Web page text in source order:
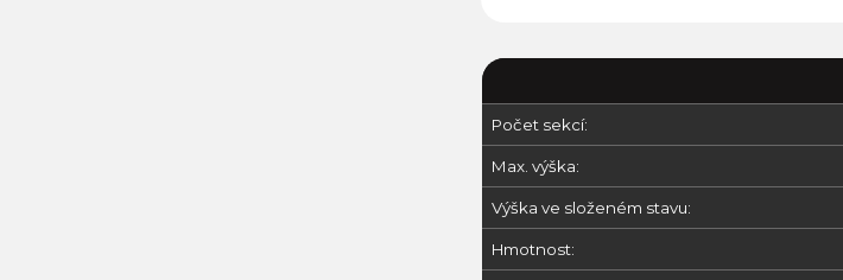
Počet sekcí:
Max. výška:
Výška ve složeném stavu:
Hmotnost: